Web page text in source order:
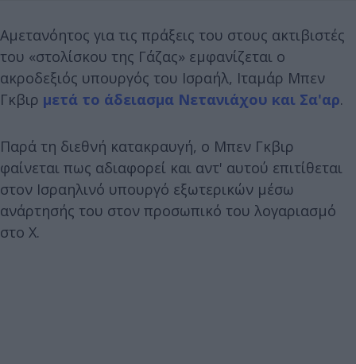
Αμετανόητος για τις πράξεις του στους ακτιβιστές
του «στολίσκου της Γάζας» εμφανίζεται ο
ακροδεξιός υπουργός του Ισραήλ, Ιταμάρ Μπεν
Γκβιρ μετά το άδειασμα Νετανιάχου και Σα'αρ.
Παρά τη διεθνή κατακραυγή, ο Μπεν Γκβιρ
φαίνεται πως αδιαφορεί και αντ' αυτού επιτίθεται
στον Ισραηλινό υπουργό εξωτερικών μέσω
ανάρτησής του στον προσωπικό του λογαριασμό
στο X.